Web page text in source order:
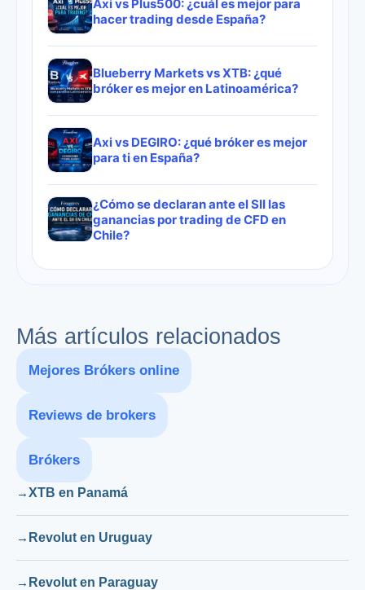
Axi vs Plus500: ¿cuál es mejor para
hacer trading desde España?
Blueberry Markets vs XTB: ¿qué
bróker es mejor en Latinoamérica?
Axi vs DEGIRO: ¿qué bróker es mejor
para ti en España?
¿Cómo se declaran ante el SII las
ganancias por trading de CFD en
Chile?
Más artículos relacionados
Mejores Brókers online
Reviews de brokers
Brókers
XTB en Panamá
Revolut en Uruguay
Revolut en Paraguay